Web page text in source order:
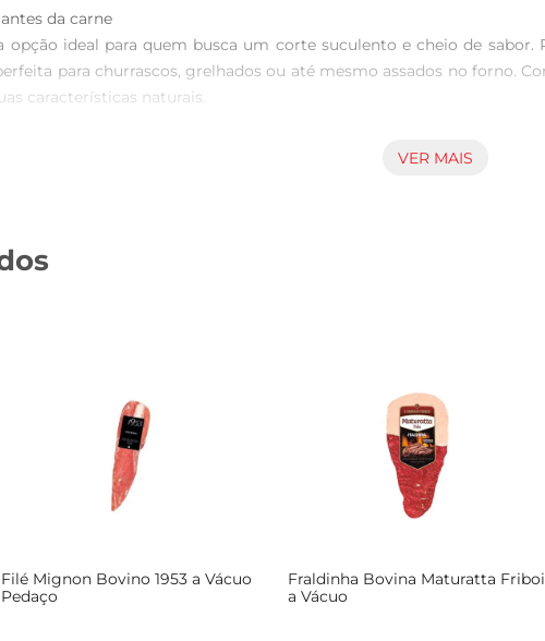
da carne
opção ideal para quem busca um corte suculento e cheio de
para churrascos, grelhados ou até mesmo assados no forno.
características naturais.
um peso que facilita o manuseio e o armazenamento. Para
pode ser congelada para preservar sua qualidade. Ao
VER MAIS
Filé Mignon Bovino 1953 a Vácuo
Pedaço
Fraldinha Bovina Maturatta Friboi
a Vácuo